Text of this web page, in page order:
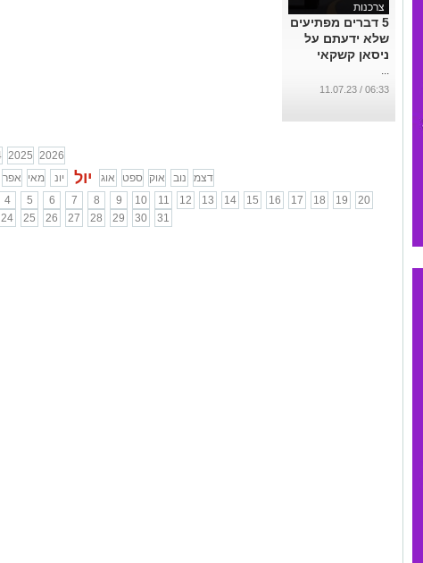
צרכנות
5 דברים מפתיעים
שלא ידעתם על
ניסאן קשקאי
...
06:33 / 11.07.23
2025 2026
אפר מאי יונ יול אוג ספט אוק נוב
דצמ
4 5 6 7 8 9 10 11 12 13 14 15 16 17 18 19
20
24 25 26 27 28 29 30 31